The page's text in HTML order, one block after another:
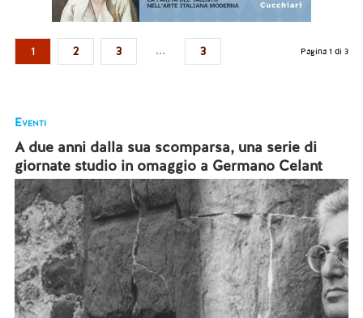
1 2 3 ... 3 Pagina 1 di 3
Eventi
A due anni dalla sua scomparsa, una serie di
giornate studio in omaggio a Germano Celant